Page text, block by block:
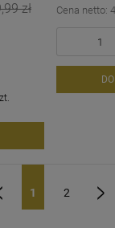
zł
Cena netto:
1 2